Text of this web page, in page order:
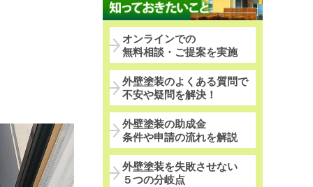
オンラインでの
無料相談・ご提案を実施
外壁塗装のよくある質問で
不安や疑問を解決！
外壁塗装の助成金
条件や申請の流れを解説
外壁塗装を失敗させない
５つの分岐点